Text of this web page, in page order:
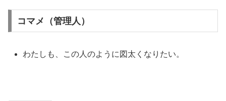
コマメ（管理人）
わたしも、この人のように図太くなりたい。